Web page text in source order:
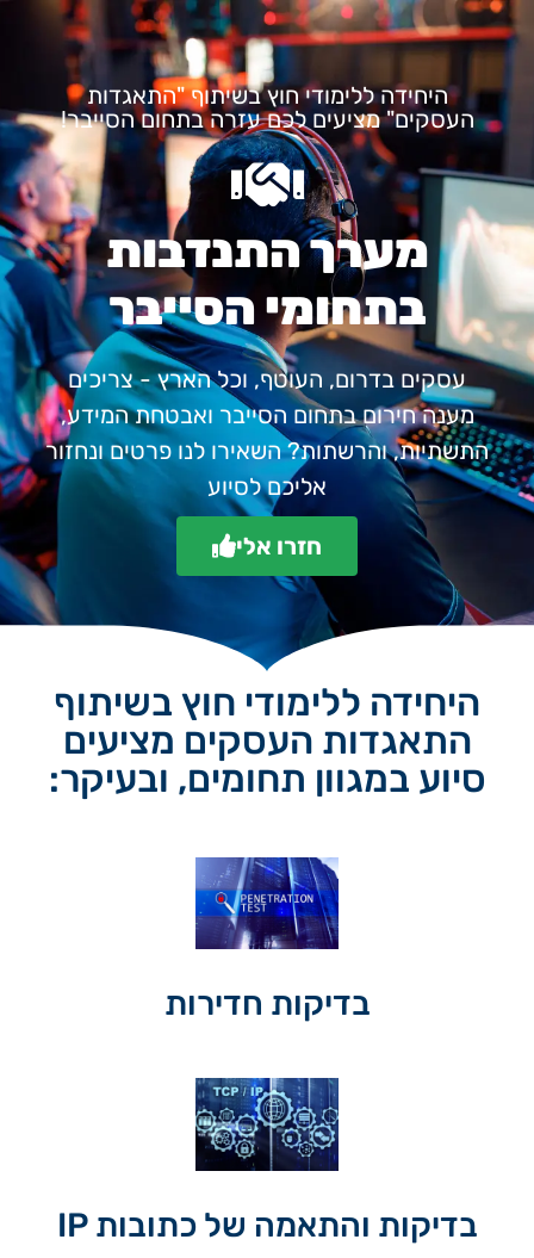
היחידה ללימודי חוץ בשיתוף "התאגדות
העסקים" מציעים לכם עזרה בתחום הסייבר!
מערך התנדבות
בתחומי הסייבר
עסקים בדרום, העוטף, וכל הארץ - צריכים
מענה חירום בתחום הסייבר ואבטחת המידע,
התשתיות, והרשתות? השאירו לנו פרטים ונחזור
אליכם לסיוע
חזרו אלי
היחידה ללימודי חוץ בשיתוף
התאגדות העסקים מציעים
סיוע במגוון תחומים, ובעיקר:
בדיקות חדירות
בדיקות והתאמה של כתובות IP